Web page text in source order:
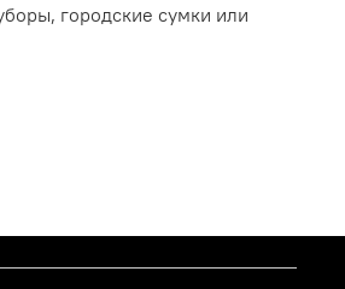
городские сумки или